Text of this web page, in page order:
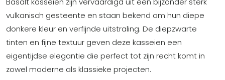
vulkanisch gesteente en staan bekend om hun diepe
donkere kleur en verfijnde uitstraling. De diepzwarte
tinten en fijne textuur geven deze kasseien een
eigentijdse elegantie die perfect tot zijn recht komt in
zowel moderne als klassieke projecten.